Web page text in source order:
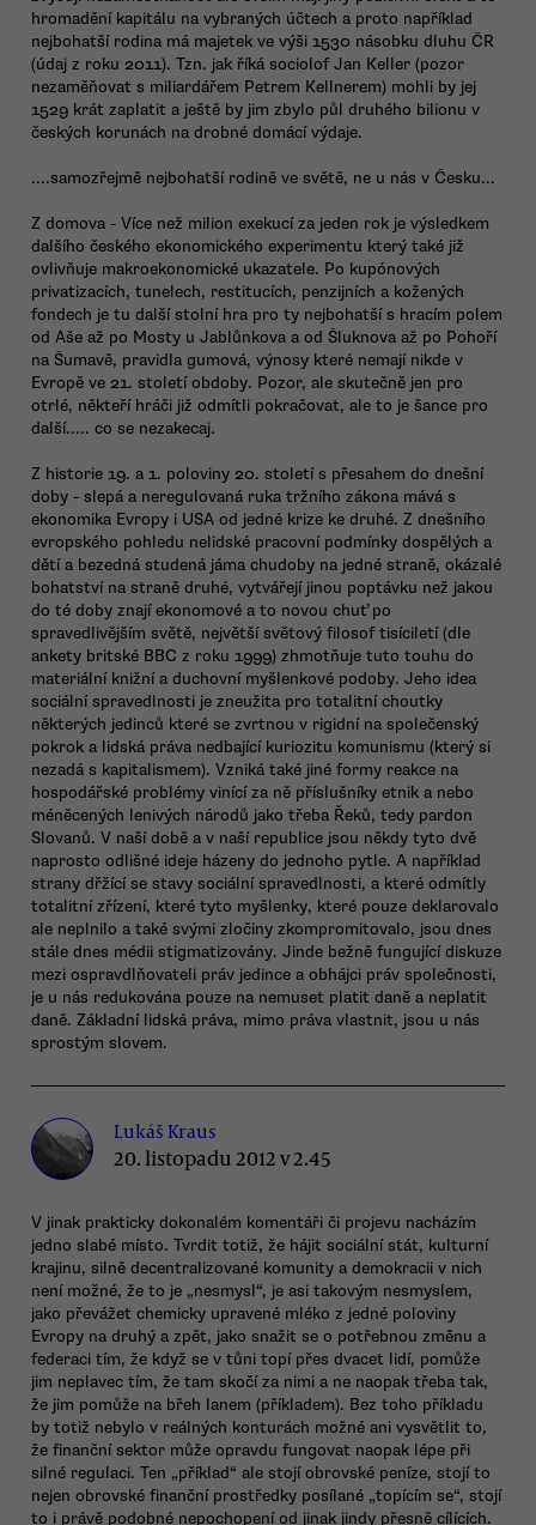
hromadění kapitálu na vybraných účtech a proto například
nejbohatší rodina má majetek ve výši 1530 násobku dluhu ČR
(údaj z roku 2011). Tzn. jak říká sociolof Jan Keller (pozor
nezaměňovat s miliardářem Petrem Kellnerem) mohli by jej
1529 krát zaplatit a ještě by jim zbylo půl druhého bilionu v
českých korunách na drobné domácí výdaje.
....samozřejmě nejbohatší rodině ve světě, ne u nás v Česku...
Z domova - Více než milion exekucí za jeden rok je výsledkem
dalšího českého ekonomického experimentu který také již
ovlivňuje makroekonomické ukazatele. Po kupónových
privatizacích, tunelech, restitucích, penzijních a kožených
fondech je tu další stolní hra pro ty nejbohatší s hracím polem
od Aše až po Mosty u Jablůnkova a od Šluknova až po Pohoří
na Šumavě, pravidla gumová, výnosy které nemají nikde v
Evropě ve 21. století obdoby. Pozor, ale skutečně jen pro
otrlé, někteří hráči již odmítli pokračovat, ale to je šance pro
další..... co se nezakecaj.
Z historie 19. a 1. poloviny 20. století s přesahem do dnešní
doby - slepá a neregulovaná ruka tržního zákona mává s
ekonomika Evropy i USA od jedné krize ke druhé. Z dnešního
evropského pohledu nelidské pracovní podmínky dospělých a
dětí a bezedná studená jáma chudoby na jedné straně, okázalé
bohatství na straně druhé, vytvářejí jinou poptávku než jakou
do té doby znají ekonomové a to novou chuť po
spravedlivějším světě, největší světový filosof tisíciletí (dle
ankety britské BBC z roku 1999) zhmotňuje tuto touhu do
materiální knižní a duchovní myšlenkové podoby. Jeho idea
sociální spravedlnosti je zneužita pro totalitní choutky
některých jedinců které se zvrtnou v rigidní na společenský
pokrok a lidská práva nedbající kuriozitu komunismu (který si
nezadá s kapitalismem). Vzniká také jiné formy reakce na
hospodářské problémy vinící za ně příslušníky etnik a nebo
méněcených lenivých národů jako třeba Řeků, tedy pardon
Slovanů. V naší době a v naší republice jsou někdy tyto dvě
naprosto odlišné ideje házeny do jednoho pytle. A například
strany dřžící se stavy sociální spravedlnosti, a které odmítly
totalitní zřízení, které tyto myšlenky, které pouze deklarovalo
ale neplnilo a také svými zločiny zkompromitovalo, jsou dnes
stále dnes médii stigmatizovány. Jinde bežně fungující diskuze
mezi ospravdlňovateli práv jedince a obhájci práv společnosti,
je u nás redukována pouze na nemuset platit daně a neplatit
daně. Základní lidská práva, mimo práva vlastnit, jsou u nás
sprostým slovem.
Lukáš Kraus
20. listopadu 2012 v 2.45
V jinak prakticky dokonalém komentáři či projevu nacházím
jedno slabé místo. Tvrdit totiž, že hájit sociální stát, kulturní
krajinu, silně decentralizované komunity a demokracii v nich
není možné, že to je „nesmysl“, je asi takovým nesmyslem,
jako převážet chemicky upravené mléko z jedné poloviny
Evropy na druhý a zpět, jako snažit se o potřebnou změnu a
federaci tím, že když se v tůni topí přes dvacet lidí, pomůže
jim neplavec tím, že tam skočí za nimi a ne naopak třeba tak,
že jim pomůže na břeh lanem (příkladem). Bez toho příkladu
by totiž nebylo v reálných konturách možné ani vysvětlit to,
že finanční sektor může opravdu fungovat naopak lépe při
silné regulaci. Ten „příklad“ ale stojí obrovské peníze, stojí to
nejen obrovské finanční prostředky posílané „topícím se“, stojí
to i právě podobné nepochopení od jinak jindy přesně cílících.